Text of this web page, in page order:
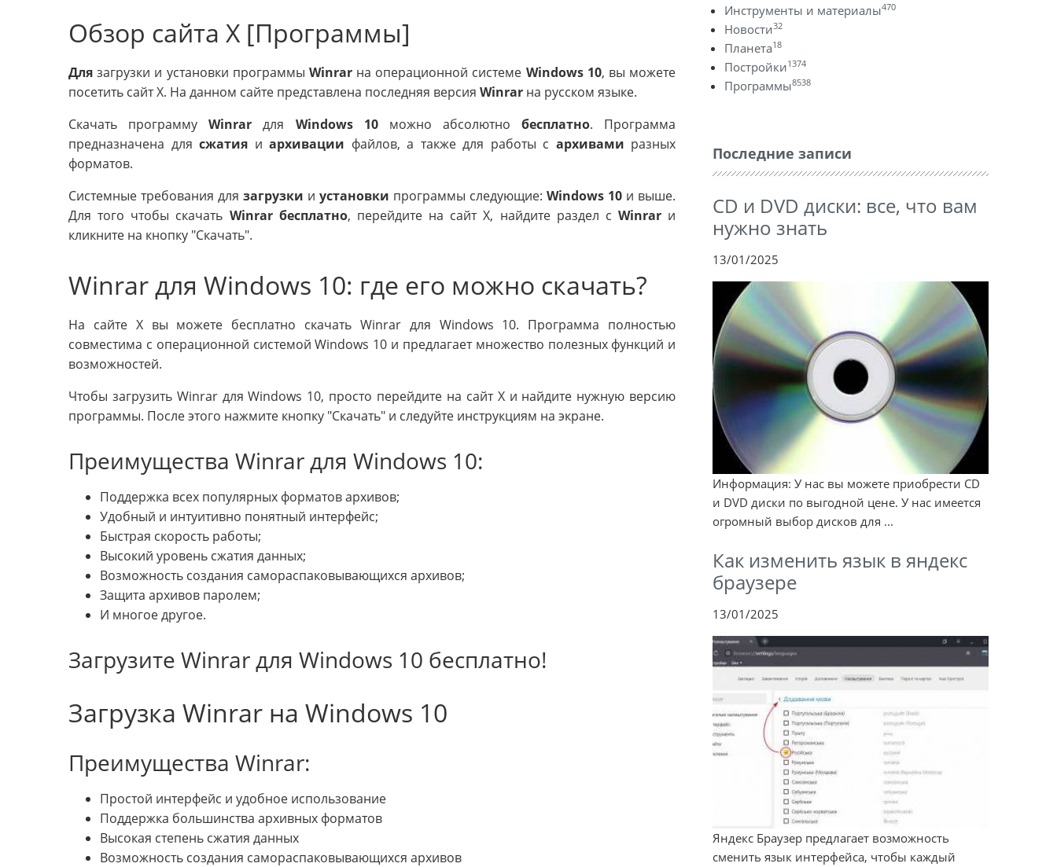
Обзор сайта X [Программы]
Для загрузки и установки программы Winrarна операционной системе Windows 10, вы можете
посетить сайт X. На данном сайте представлена последняя версия Winrar на русском языке.
Скачать программуWinrar для Windows 10можно абсолютнобесплатно. Программа
предназначена длясжатия иархивации файлов, а также для работы с архивами разных
форматов.
Системные требования длязагрузки иустановки программы следующие:Windows 10 и выше.
Для того чтобы скачать Winrar бесплатно, перейдите на сайт X, найдите раздел сWinrar и
кликните на кнопку "Скачать".
Winrar для Windows 10: где его можно скачать?
На сайте X вы можете бесплатно скачать Winrar для Windows 10. Программа полностью
совместима с операционной системой Windows 10 и предлагает множество полезных функций и
возможностей.
Чтобы загрузить Winrar для Windows 10, просто перейдите на сайт X и найдите нужную версию
программы. После этого нажмите кнопку "Скачать" и следуйте инструкциям на экране.
Преимущества Winrar для Windows 10:
Поддержка всех популярных форматов архивов;
Удобный и интуитивно понятный интерфейс;
Быстрая скорость работы;
Высокий уровень сжатия данных;
Возможность создания самораспаковывающихся архивов;
Защита архивов паролем;
И многое другое.
Загрузите Winrar для Windows 10 бесплатно!
Загрузка Winrar на Windows 10
Преимущества Winrar:
Простой интерфейс и удобное использование
Поддержка большинства архивных форматов
Высокая степень сжатия данных
Возможность создания самораспаковывающихся архивов
Инструменты и материалы470
Новости32
Планета18
Постройки1374
Программы8538
Последние записи
CD и DVD диски: все, что вам
нужно знать
13/01/2025
Информация: У нас вы можете приобрести CD
и DVD диски по выгодной цене. У нас имеется
огромный выбор дисков для ...
Как изменить язык в яндекс
браузере
13/01/2025
Яндекс Браузер предлагает возможность
сменить язык интерфейса, чтобы каждый